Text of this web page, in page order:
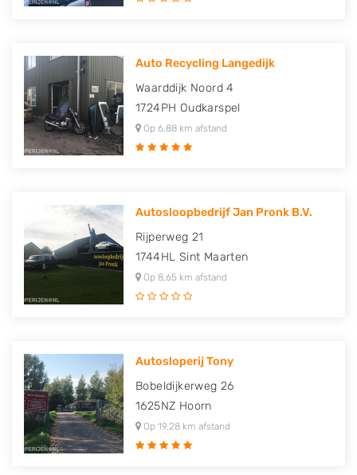
Auto Recycling Langedijk
Waarddijk Noord 4
1724PH Oudkarspel
Op 6,88 km afstand
Autosloopbedrijf Jan Pronk B.V.
Rijperweg 21
1744HL Sint Maarten
Op 8,65 km afstand
Autosloperij Tony
Bobeldijkerweg 26
1625NZ Hoorn
Op 19,28 km afstand